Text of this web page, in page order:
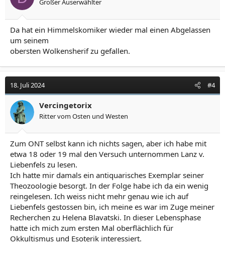
Großer Auserwählter
Da hat ein Himmelskomiker wieder mal einen Abgelassen
um seinem
obersten Wolkensherif zu gefallen.
18. Juli 2024 #4
Vercingetorix
Ritter vom Osten und Westen
Zum ONT selbst kann ich nichts sagen, aber ich habe mit
etwa 18 oder 19 mal den Versuch unternommen Lanz v.
Liebenfels zu lesen.
Ich hatte mir damals ein antiquarisches Exemplar seiner
Theozoologie besorgt. In der Folge habe ich da ein wenig
reingelesen. Ich weiss nicht mehr genau wie ich auf
Liebenfels gestossen bin, ich meine es war im Zuge meiner
Recherchen zu Helena Blavatski. In dieser Lebensphase
hatte ich mich zum ersten Mal oberflächlich für
Okkultismus und Esoterik interessiert.